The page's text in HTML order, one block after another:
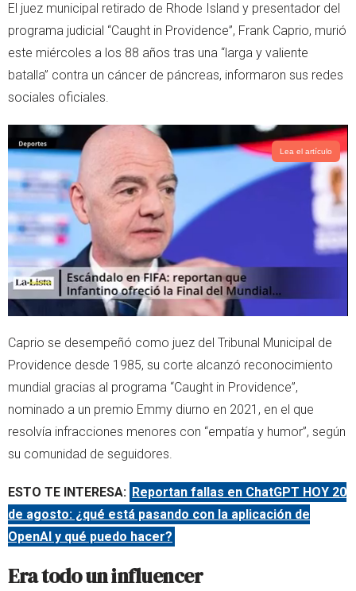
t
t
e
r
t
s
a
p
p
El juez municipal retirado de Rhode Island y presentador del
programa judicial “Caught in Providence”, Frank Caprio, murió
este miércoles a los 88 años tras una “larga y valiente
batalla” contra un cáncer de páncreas, informaron sus redes
sociales oficiales.
Lea el artículo
Caprio se desempeñó como juez del Tribunal Municipal de
Providence desde 1985, su corte alcanzó reconocimiento
mundial gracias al programa “Caught in Providence”,
nominado a un premio Emmy diurno en 2021, en el que
resolvía infracciones menores con “empatía y humor”, según
su comunidad de seguidores.
ESTO TE INTERESA: Reportan fallas en ChatGPT HOY 20
de agosto: ¿qué está pasando con la aplicación de
OpenAI y qué puedo hacer?
Era todo un influencer